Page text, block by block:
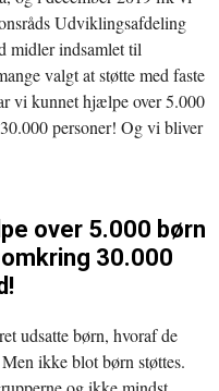
Udviklingsafdeling
midler indsamlet til
valgt at støtte med faste
vi kunnet hjælpe over 5.000
personer! Og vi bliver
over 5.000 børn
30.000
udsatte børn, hvoraf de
ikke blot børn støttes.